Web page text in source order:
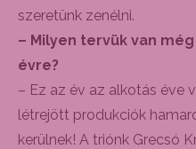
szeretünk zenélni.
– Milyen tervük van
évre?
– Ez az év az alkotás éve
létrejött produkciók
kerülnek! A triónk Grecsó